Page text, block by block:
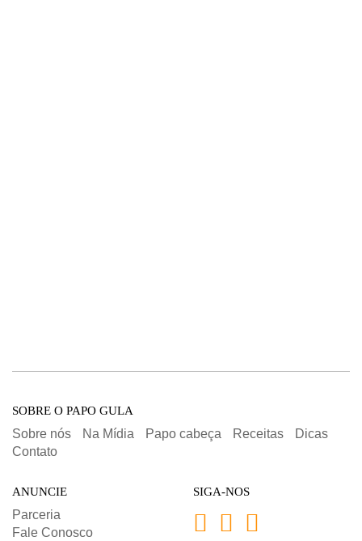
SOBRE O PAPO GULA
Sobre nós Na Mídia Papo cabeça Receitas
Dicas
Contato
ANUNCIE
Parceria
Fale Conosco
SIGA-NOS